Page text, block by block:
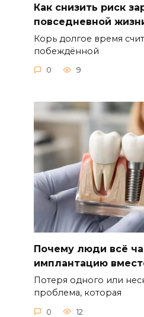
Как снизить риск
повседневной
Корь долгое время
побеждённой
0 9
Почему люди всё
имплантацию
Потеря одного или
проблема, которая
0 12